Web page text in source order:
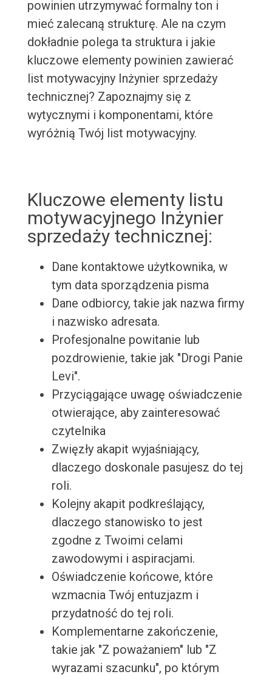
powinien utrzymywać formalny ton i
mieć zalecaną strukturę. Ale na czym
dokładnie polega ta struktura i jakie
kluczowe elementy powinien zawierać
list motywacyjny Inżynier sprzedaży
technicznej? Zapoznajmy się z
wytycznymi i komponentami, które
wyróżnią Twój list motywacyjny.
Kluczowe elementy listu
motywacyjnego Inżynier
sprzedaży technicznej:
Dane kontaktowe użytkownika, w
tym data sporządzenia pisma
Dane odbiorcy, takie jak nazwa firmy
i nazwisko adresata.
Profesjonalne powitanie lub
pozdrowienie, takie jak "Drogi Panie
Levi".
Przyciągające uwagę oświadczenie
otwierające, aby zainteresować
czytelnika
Zwięzły akapit wyjaśniający,
dlaczego doskonale pasujesz do tej
roli.
Kolejny akapit podkreślający,
dlaczego stanowisko to jest
zgodne z Twoimi celami
zawodowymi i aspiracjami.
Oświadczenie końcowe, które
wzmacnia Twój entuzjazm i
przydatność do tej roli.
Komplementarne zakończenie,
takie jak "Z poważaniem" lub "Z
wyrazami szacunku", po którym